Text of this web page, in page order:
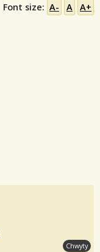
Font size: A- A A+
Chwyty